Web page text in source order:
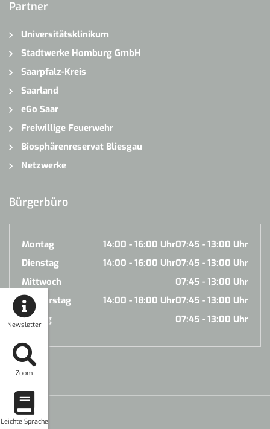
Newsletter
Zoom
Leichte Sprache
Partner
Universitätsklinikum
Stadtwerke Homburg GmbH
Saarpfalz-Kreis
Saarland
eGo Saar
Freiwillige Feuerwehr
Biosphärenreservat Bliesgau
Netzwerke
Bürgerbüro
Montag 07:45 - 13:00 Uhr
14:00 - 16:00 Uhr
Dienstag
07:45 - 13:00 Uhr
14:00 - 16:00 Uhr
Mittwoch
07:45 - 13:00 Uhr
Donnerstag
07:45 - 13:00 Uhr
14:00 - 18:00 Uhr
Freitag
07:45 - 13:00 Uhr